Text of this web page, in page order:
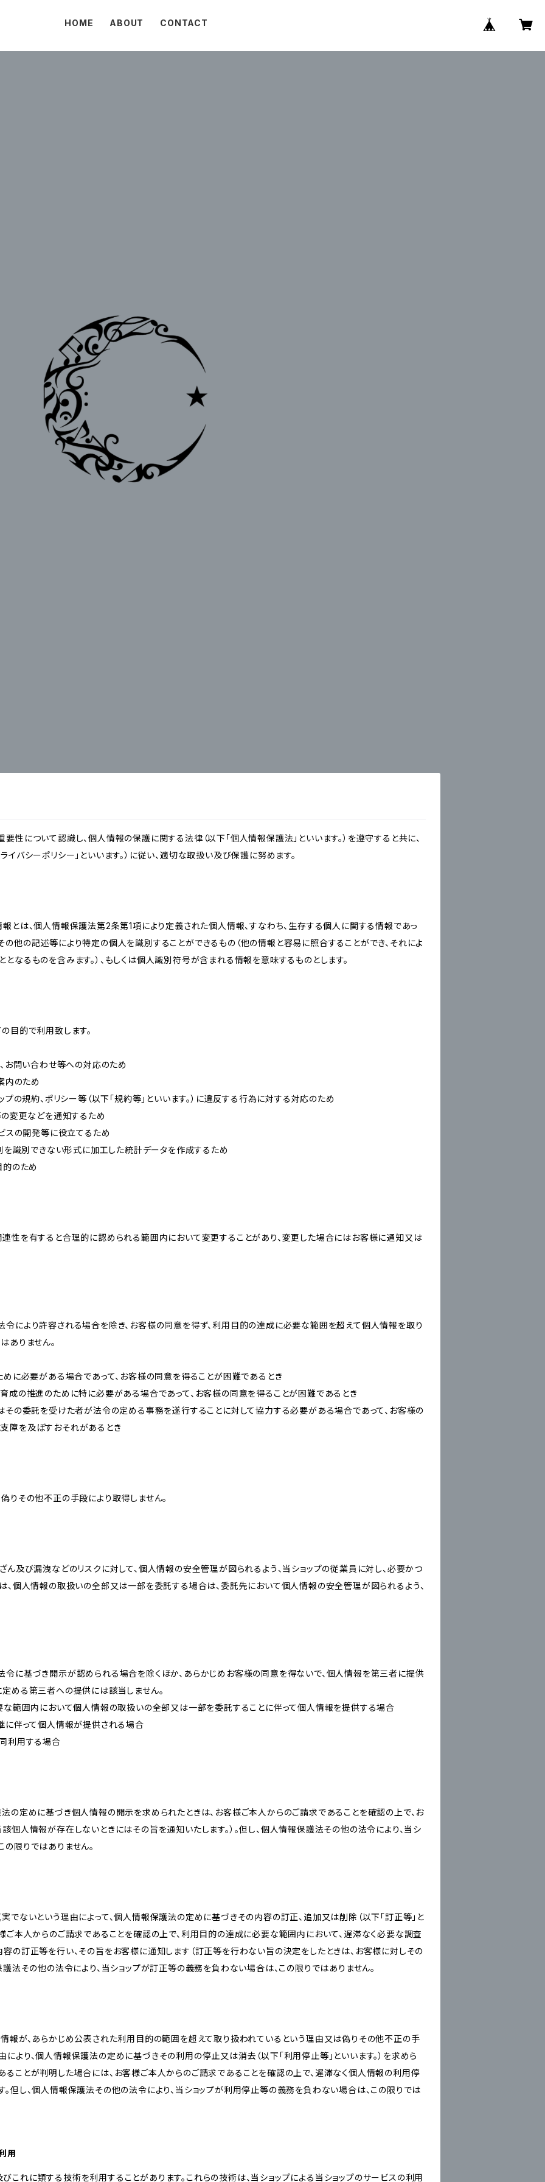
HOME ABOUT CONTACT
性について認識し、個人情報の保護に関する法律（以下「個人情報保護法」といいます。）を遵守すると共に、
イバシーポリシー」といいます。）に従い、適切な取扱い及び保護に努めます。
報とは、個人情報保護法第2条第1項により定義された個人情報、すなわち、生存する個人に関する情報であっ
他の記述等により特定の個人を識別することができるもの（他の情報と容易に照合することができ、それによ
なるものを含みます。）、もしくは個人識別符号が含まれる情報を意味するものとします。
目的で利用致します。
お問い合わせ等への対応のため
内のため
プの規約、ポリシー等（以下「規約等」といいます。）に違反する行為に対する対応のため
の変更などを通知するため
ビスの開発等に役立てるため
別を識別できない形式に加工した統計データを作成するため
的のため
連性を有すると合理的に認められる範囲内において変更することがあり、変更した場合にはお客様に通知又は
令により許容される場合を除き、お客様の同意を得ず、利用目的の達成に必要な範囲を超えて個人情報を取り
ありません。
めに必要がある場合であって、お客様の同意を得ることが困難であるとき
成の推進のために特に必要がある場合であって、お客様の同意を得ることが困難であるとき
その委託を受けた者が法令の定める事務を遂行することに対して協力する必要がある場合であって、お客様の
障を及ぼすおそれがあるとき
りその他不正の手段により取得しません。
ん及び漏洩などのリスクに対して、個人情報の安全管理が図られるよう、当ショップの従業員に対し、必要かつ
、個人情報の取扱いの全部又は一部を委託する場合は、委託先において個人情報の安全管理が図られるよう、
令に基づき開示が認められる場合を除くほか、あらかじめお客様の同意を得ないで、個人情報を第三者に提供
める第三者への提供には該当しません。
な範囲内において個人情報の取扱いの全部又は一部を委託することに伴って個人情報を提供する場合
に伴って個人情報が提供される場合
利用する場合
法の定めに基づき個人情報の開示を求められたときは、お客様ご本人からのご請求であることを確認の上で、お
個人情報が存在しないときにはその旨を通知いたします。）。但し、個人情報保護法その他の法令により、当シ
限りではありません。
でないという理由によって、個人情報保護法の定めに基づきその内容の訂正、追加又は削除（以下「訂正等」と
ご本人からのご請求であることを確認の上で、利用目的の達成に必要な範囲内において、遅滞なく必要な調査
容の訂正等を行い、その旨をお客様に通知します（訂正等を行わない旨の決定をしたときは、お客様に対しその
護法その他の法令により、当ショップが訂正等の義務を負わない場合は、この限りではありません。
情報が、あらかじめ公表された利用目的の範囲を超えて取り扱われているという理由又は偽りその他不正の手
より、個人情報保護法の定めに基づきその利用の停止又は消去（以下「利用停止等」といいます。）を求めら
ることが判明した場合には、お客様ご本人からのご請求であることを確認の上で、遅滞なく個人情報の利用停
。但し、個人情報保護法その他の法令により、当ショップが利用停止等の義務を負わない場合は、この限りでは
用
びこれに類する技術を利用することがあります。これらの技術は、当ショップによる当ショップのサービスの利用